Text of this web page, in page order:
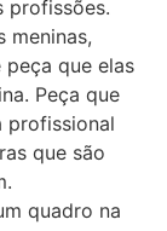
profissões.
meninas,
que elas
Peça que
profissional
que são
quadro na